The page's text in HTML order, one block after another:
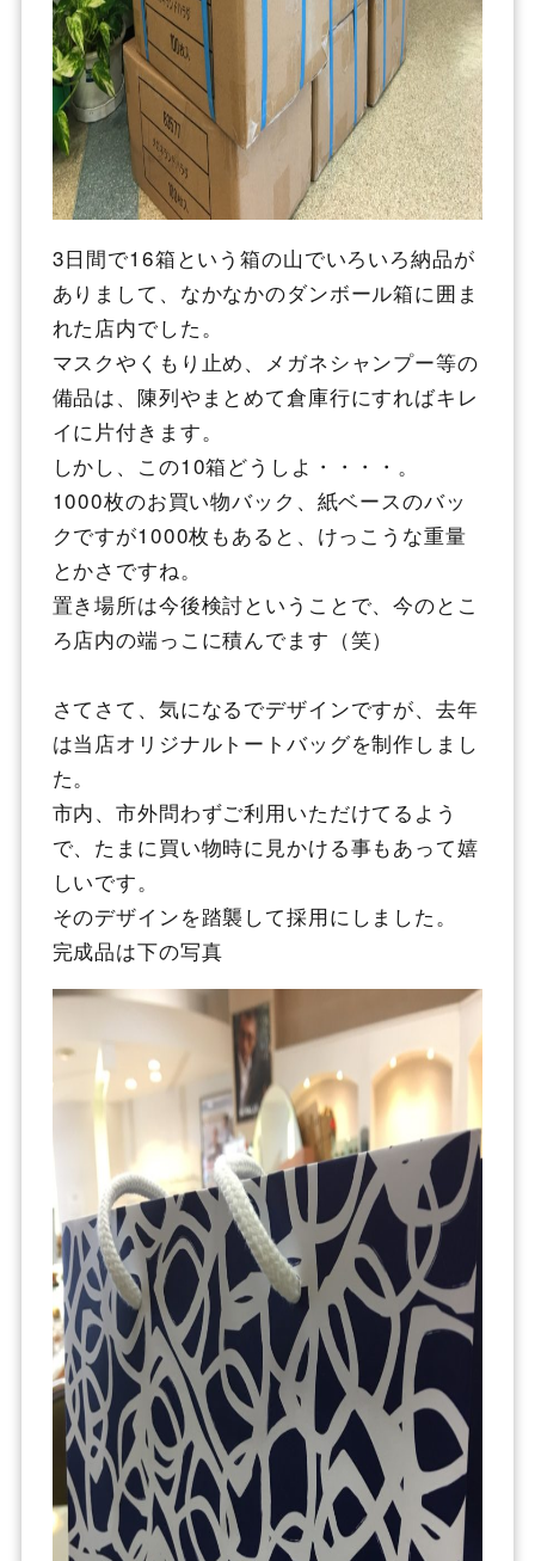
3日間で16箱という箱の山でいろいろ納品が
ありまして、なかなかのダンボール箱に囲ま
れた店内でした。
マスクやくもり止め、メガネシャンプー等の
備品は、陳列やまとめて倉庫行にすればキレ
イに片付きます。
しかし、この10箱どうしよ・・・・。
1000枚のお買い物バック、紙ベースのバッ
クですが1000枚もあると、けっこうな重量
とかさですね。
置き場所は今後検討ということで、今のとこ
ろ店内の端っこに積んでます（笑）
さてさて、気になるでデザインですが、去年
は当店オリジナルトートバッグを制作しまし
た。
市内、市外問わずご利用いただけてるよう
で、たまに買い物時に見かける事もあって嬉
しいです。
そのデザインを踏襲して採用にしました。
完成品は下の写真